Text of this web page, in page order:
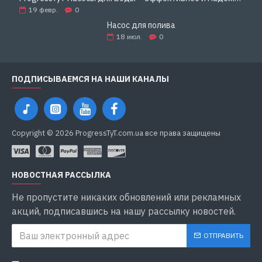
19 февр. 0
Насос для полива
18 июл. 0
ПОДПИСЫВАЕМСЯ НА НАШИ КАНАЛЫ
Copyright © 2026 ProgressTyT.com.ua все права защищены
НОВОСТНАЯ РАССЫЛКА
Не пропустите никаких обновлений или рекламных
акций, подписавшись на нашу рассылку новостей.
ОТПРАВИТЬ